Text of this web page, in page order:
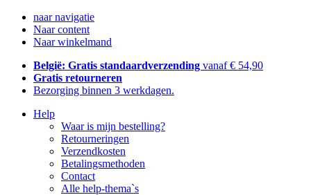
naar navigatie
Naar content
Naar winkelmand
België: Gratis standaardverzending vanaf € 54,90
Gratis retourneren
Bezorging binnen 3 werkdagen.
Help
Waar is mijn bestelling?
Retourneringen
Verzendkosten
Betalingsmethoden
Contact
Alle help-thema`s